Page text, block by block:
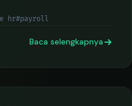
hr#payroll
Baca selengkapnya